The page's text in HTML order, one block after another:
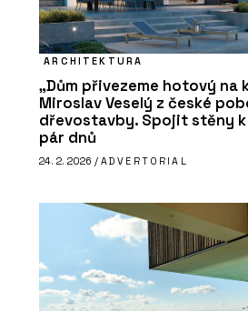
ARCHITEKTURA
„Dům přivezeme hotový na
Miroslav Veselý z české
dřevostavby. Spojit stěny
pár dnů
24. 2. 2026 / ADVERTORIAL